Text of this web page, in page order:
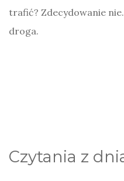
trafić? Zdecydowanie
droga.
Czytania z